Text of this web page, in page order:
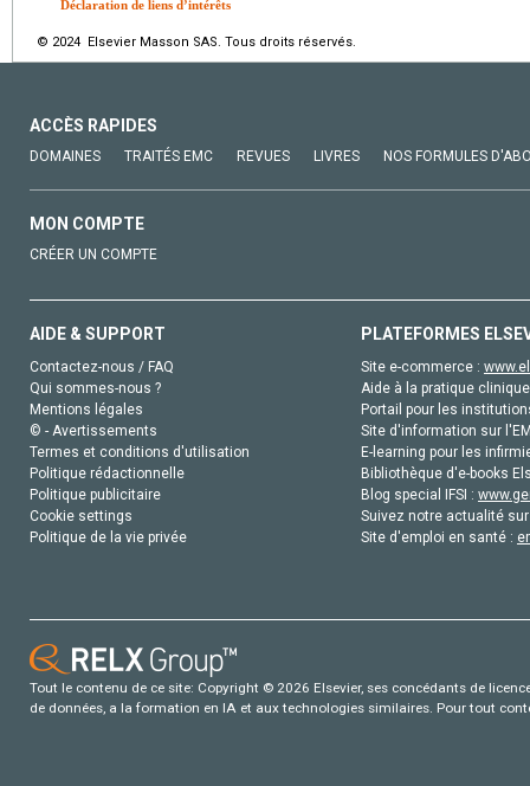
Déclaration de liens d’intérêts
© 2024 Elsevier Masson SAS. Tous droits réservés.
ACCÈS RAPIDES
DOMAINES TRAITÉS EMC REVUES LIVRES NOS FORMULES
MON COMPTE
CRÉER UN COMPTE
AIDE & SUPPORT
Contactez-nous / FAQ
Qui sommes-nous ?
Mentions légales
© - Avertissements
Termes et conditions d'utilisation
Politique rédactionnelle
Politique publicitaire
Cookie settings
Politique de la vie privée
PLATEFORMES
Site e-commerce :
Aide à la pratique
Portail pour les
Site d'information sur
E-learning pour les
Bibliothèque d'e-books
Blog special IFSI :
Suivez notre actualité
Site d'emploi en santé :
Tout le contenu de ce site: Copyright © 2026 Elsevier, ses concédants de
de données, a la formation en IA et aux technologies similaires. Pour tout